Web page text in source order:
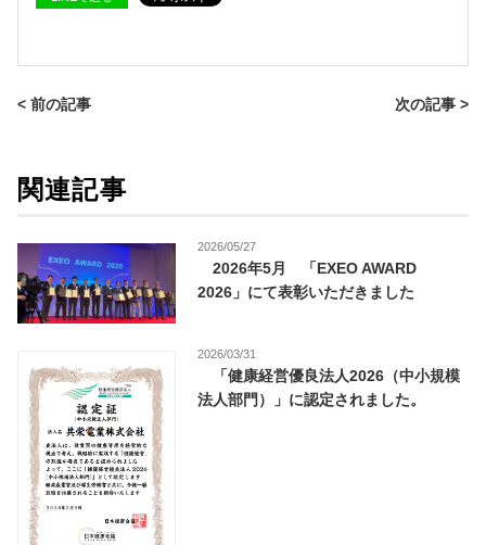
< 前の記事 次の記事 >
関連記事
2026/05/27
2026年5月 「EXEO AWARD
2026」にて表彰いただきました
2026/03/31
「健康経営優良法人2026（中小規模
法人部門）」に認定されました。